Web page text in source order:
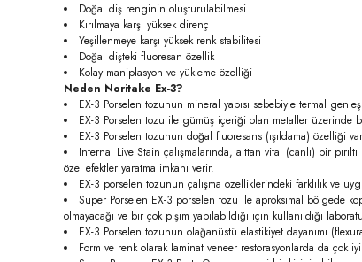
Doğal diş renginin oluşturulabilmesi
Kırılmaya karşı yüksek direnç
Yeşillenmeye karşı yüksek renk stabilitesi
Doğal dişteki fluoresan özellik
Kolay maniplasyon ve yükleme özelliği
Neden Noritake Ex-3?
EX-3 Porselen tozunun mineral yapısı sebebiyle termal
EX-3 Porselen tozu ile gümüş içeriği olan metaller üzerinde
EX-3 Porselen tozunun doğal fluoresans (ışıldama) özelliği
Internal Live Stain çalışmalarında, alttan vital (canlı) bir
özel efektler yaratma imkanı verir.
EX-3 porselen tozunun çalışma özelliklerindeki farklılık ve
Super Porselen EX-3 porselen tozu ile aproksimal bölgede
olmayacağı ve bir çok pişim yapılabildiği için kullanıldığı
EX-3 Porselen tozunun olağanüstü elastikiyet dayanımı
Form ve renk olarak laminat veneer restorasyonlarda da çok